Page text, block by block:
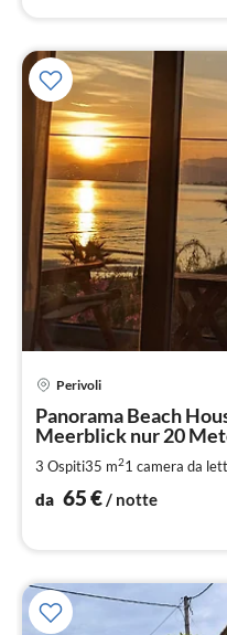
Perivoli
Panorama Beach
Meerblick nur 20
3 Ospiti35 m21 camera da
da 65€/ notte